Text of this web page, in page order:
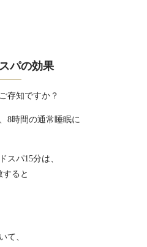
パの効果
存知ですか？
8時間の通常睡眠に
スパ15分は、
ると
て、